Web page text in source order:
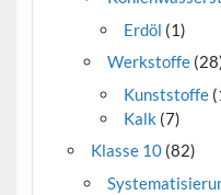
Erdöl (1)
Werkstoffe
Kunststoffe
Kalk (7)
Klasse 10(82)